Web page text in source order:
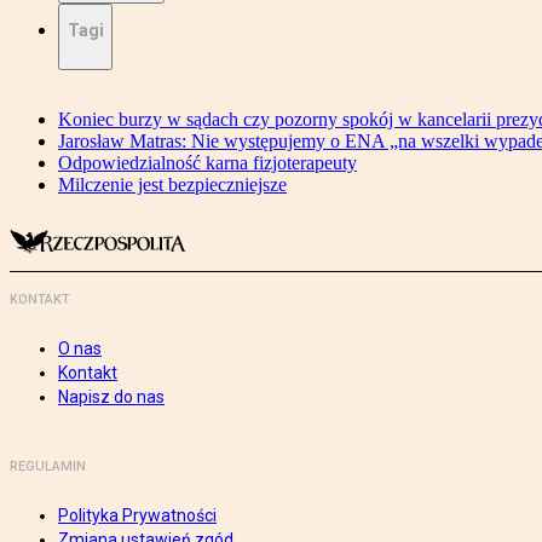
Tagi
Koniec burzy w sądach czy pozorny spokój w kancelarii
Jarosław Matras: Nie występujemy o ENA „na wszelki
Odpowiedzialność karna fizjoterapeuty
Milczenie jest bezpieczniejsze
KONTAKT
O nas
Kontakt
Napisz do nas
REGULAMIN
Polityka Prywatności